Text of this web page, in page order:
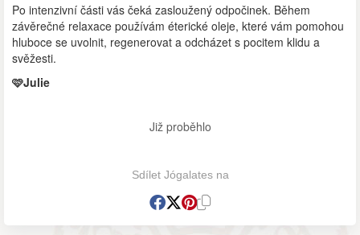
Po intenzivní části vás čeká zasloužený odpočinek. Během
závěrečné relaxace používám éterické oleje, které vám pomohou
hluboce se uvolnit, regenerovat a odcházet s pocitem klidu a
svěžesti.
🩷Julie
Již proběhlo
Sdílet Jógalates na